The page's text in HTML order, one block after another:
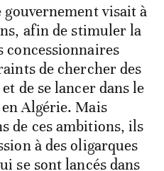
gouvernement visait à
afin de stimuler la
concessionnaires
de chercher des
de se lancer dans le
Algérie. Mais
de ces ambitions, ils
à des oligarques
se sont lancés dans